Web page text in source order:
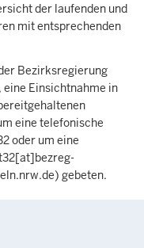
der laufenden und
mit entsprechenden
Bezirksregierung
Einsichtnahme in
eine telefonische
oder um eine
[at] bezreg-
.nrw.de) gebeten.